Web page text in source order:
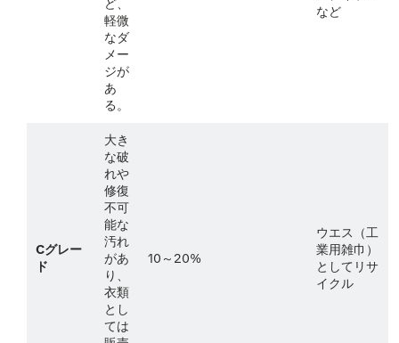
ど、
軽微
なダ
メー
ジが
あ
る。
など
Cグレー
ド
大き
な破
れや
修復
不可
能な
汚れ
があ
り、
衣類
とし
ては
10～20%
ウエス（工
業用雑巾）
としてリサ
イクル